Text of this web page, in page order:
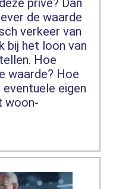
privé? Dan
de waarde
verkeer van
bij het loon van
Hoe
waarde? Hoe
eigen
woon-